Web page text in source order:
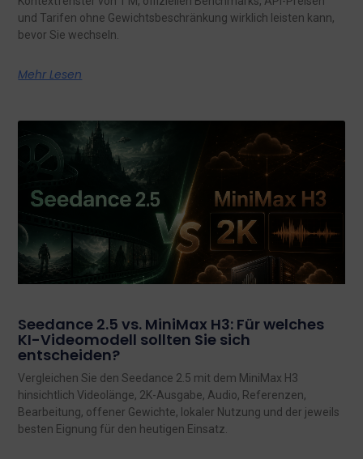
und Tarifen ohne Gewichtsbeschränkung wirklich leisten kann,
bevor Sie wechseln.
Mehr Lesen
Seedance 2.5 vs. MiniMax H3: Für welches
KI-Videomodell sollten Sie sich
entscheiden?
Vergleichen Sie den Seedance 2.5 mit dem MiniMax H3
hinsichtlich Videolänge, 2K-Ausgabe, Audio, Referenzen,
Bearbeitung, offener Gewichte, lokaler Nutzung und der jeweils
besten Eignung für den heutigen Einsatz.